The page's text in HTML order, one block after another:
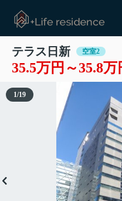
テラス日新 空室2
35.5万円～35.8万
1/19